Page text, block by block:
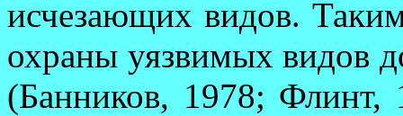
исчезающих видов.
ох­ра­ны уязвимых видов
(Банников, 1978; Флинт,